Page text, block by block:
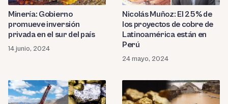
Minería: Gobierno
promueve inversión
privada en el sur del país
14 junio, 2024
Nicolás Muñoz: El 25% de
los proyectos de cobre de
Latinoamérica están en
Perú
24 mayo, 2024